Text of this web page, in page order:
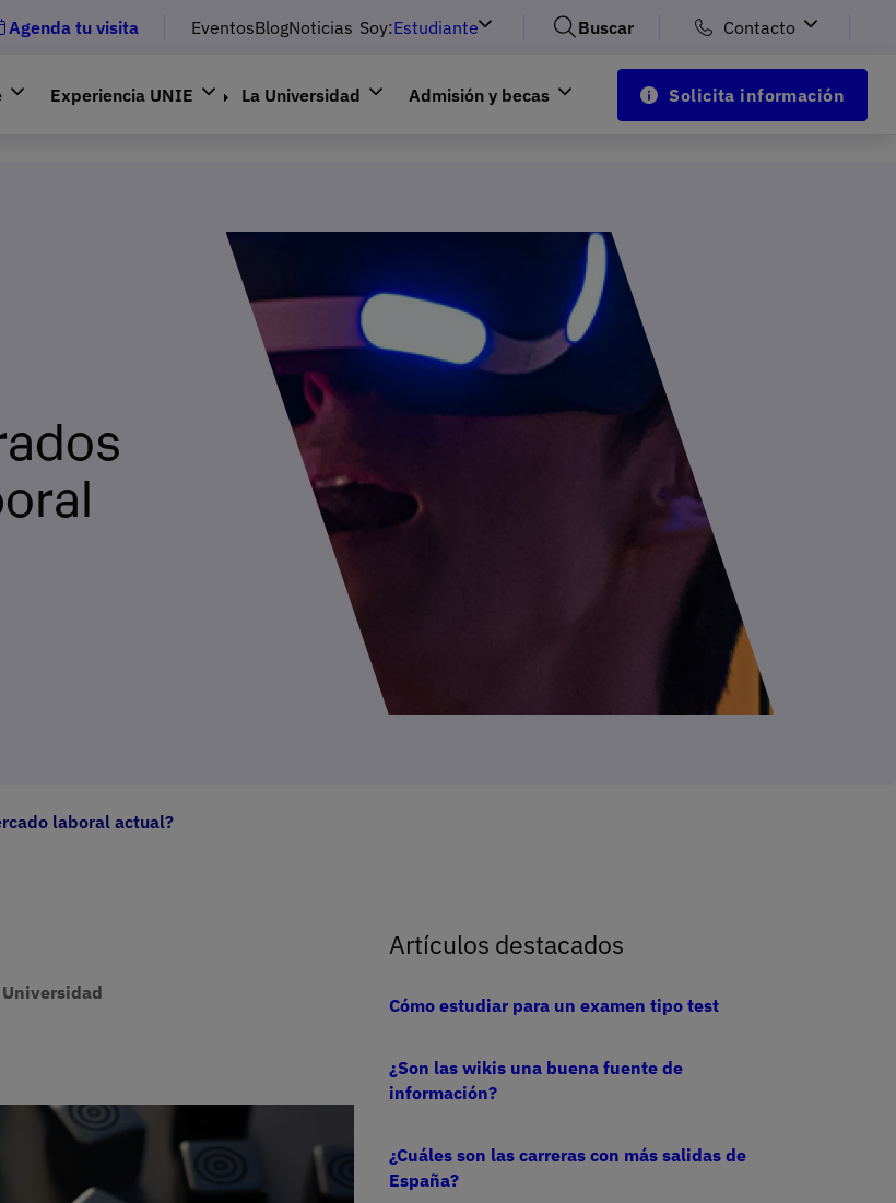
Agenda tu visita EventosBlogNoticias Soy:Estudiante Buscar Contacto
Experiencia UNIE La Universidad Admisión y becas Solicita información
laboral actual?
Artículos destacados
Cómo estudiar para un examen tipo test
¿Son las wikis una buena fuente de
información?
¿Cuáles son las carreras con más salidas de
España?